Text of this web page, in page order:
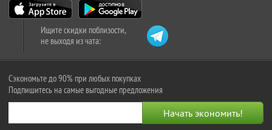
Ищите скидки поблизости,
не выходя из чата:
Сэкономьте до 90% при любых покупках
Подпишитесь на самые выгодные предложения